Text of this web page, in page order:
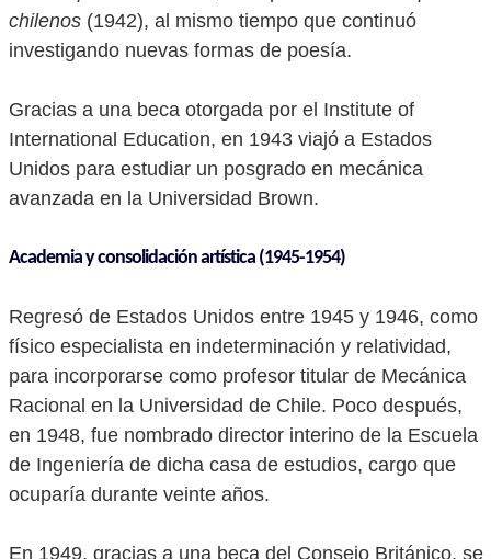
chilenos (1942), al mismo tiempo que continuó
investigando nuevas formas de poesía.
Gracias a una beca otorgada por el Institute of
International Education, en 1943 viajó a Estados
Unidos para estudiar un posgrado en mecánica
avanzada en la Universidad Brown.
Academia y consolidación artística (1945-1954)
Regresó de Estados Unidos entre 1945 y 1946, como
físico especialista en indeterminación y relatividad,
para incorporarse como profesor titular de Mecánica
Racional en la Universidad de Chile. Poco después,
en 1948, fue nombrado director interino de la Escuela
de Ingeniería de dicha casa de estudios, cargo que
ocuparía durante veinte años.
En 1949, gracias a una beca del Consejo Británico, se